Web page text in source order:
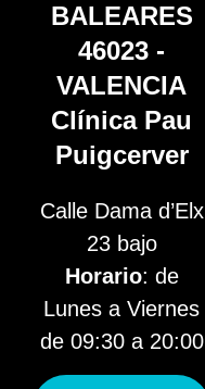
BALEARES
46023 -
VALENCIA
Clínica Pau
Puigcerver
Calle Dama d’Elx
23 bajo
Horario: de
Lunes a Viernes
de 09:30 a 20:00